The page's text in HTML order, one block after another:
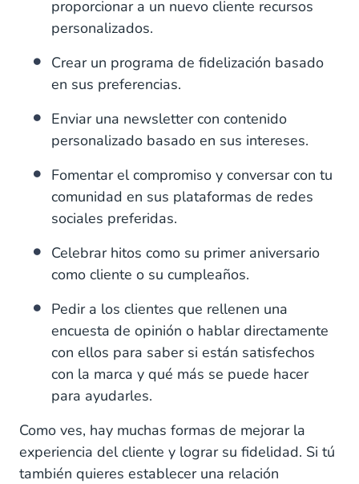
proporcionar a un nuevo cliente recursos
personalizados.
Crear un programa de fidelización basado
en sus preferencias.
Enviar una newsletter con contenido
personalizado basado en sus intereses.
Fomentar el compromiso y conversar con tu
comunidad en sus plataformas de redes
sociales preferidas.
Celebrar hitos como su primer aniversario
como cliente o su cumpleaños.
Pedir a los clientes que rellenen una
encuesta de opinión o hablar directamente
con ellos para saber si están satisfechos
con la marca y qué más se puede hacer
para ayudarles.
Como ves, hay muchas formas de mejorar la
experiencia del cliente y lograr su fidelidad. Si tú
también quieres establecer una relación